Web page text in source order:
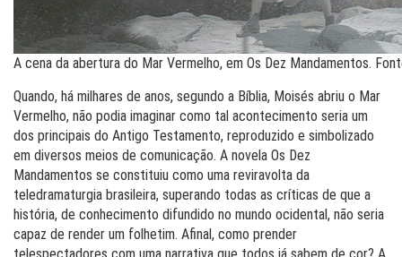
A cena da abertura do Mar Vermelho, em Os Dez Mandamentos.
Quando, há milhares de anos, segundo a Bíblia, Moisés abriu o Mar
Vermelho, não podia imaginar como tal acontecimento seria um
dos principais do Antigo Testamento, reproduzido e simbolizado
em diversos meios de comunicação. A novela Os Dez
Mandamentos se constituiu como uma reviravolta da
teledramaturgia brasileira, superando todas as críticas de que a
história, de conhecimento difundido no mundo ocidental, não seria
capaz de render um folhetim. Afinal, como prender